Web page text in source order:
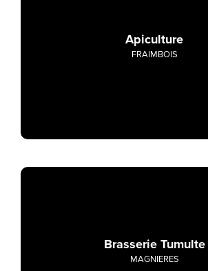
Apiculture
FRAIMBOIS
Brasserie Tumulte
MAGNIERES